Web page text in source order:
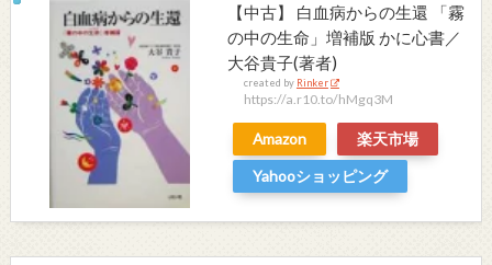
【中古】 白血病からの生還 「霧
の中の生命」増補版 かに心書／
大谷貴子(著者)
created by Rinker
https://a.r10.to/hMgq3M
Amazon
楽天市場
Yahooショッピング